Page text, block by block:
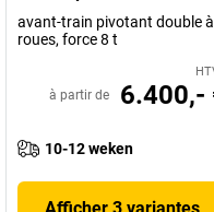
avant-train pivotant double
roues, force 8 t
à partir de 6.400,-
10-12 weken